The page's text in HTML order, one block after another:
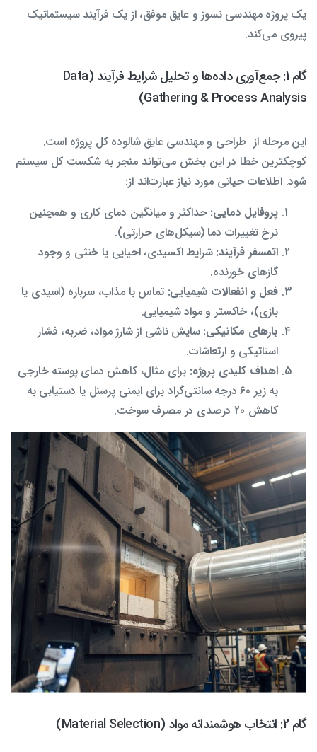
یک پروژه مهندسی نسوز و عایق موفق، از یک فرآیند سیستماتیک
پیروی می‌کند.
گام 1: جمع‌آوری داده‌ها و تحلیل شرایط فرآیند (Data
Gathering & Process Analysis)
این مرحله از طراحی و مهندسی عایق شالوده کل پروژه است.
کوچکترین خطا در این بخش می‌تواند منجر به شکست کل سیستم
شود. اطلاعات حیاتی مورد نیاز عبارت‌اند از:
پروفایل دمایی: حداکثر و میانگین دمای کاری و همچنین
نرخ تغییرات دما (سیکل‌های حرارتی).
اتمسفر فرآیند: شرایط اکسیدی، احیایی یا خنثی و وجود
گازهای خورنده.
فعل و انفعالات شیمیایی: تماس با مذاب، سرباره (اسیدی یا
بازی)، خاکستر و مواد شیمیایی.
بارهای مکانیکی: سایش ناشی از شارژ مواد، ضربه، فشار
استاتیکی و ارتعاشات.
اهداف کلیدی پروژه: برای مثال، کاهش دمای پوسته خارجی
به زیر 60 درجه سانتی‌گراد برای ایمنی پرسنل یا دستیابی به
کاهش 20 درصدی در مصرف سوخت.
گام 2: انتخاب هوشمندانه مواد (Material Selection)